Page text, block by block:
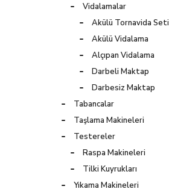
Vidalamalar
Akülü Tornavida Seti
Akülü Vidalama
Alçıpan Vidalama
Darbeli Maktap
Darbesiz Maktap
Tabancalar
Taşlama Makineleri
Testereler
Raspa Makineleri
Tilki Kuyrukları
Yıkama Makineleri